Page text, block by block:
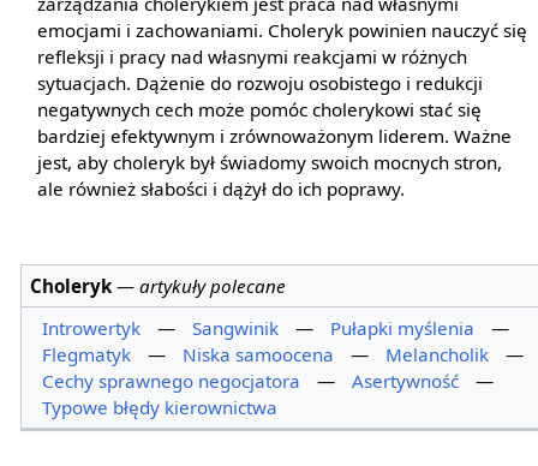
emocjami i zachowaniami. Choleryk powinien nauczyć się
refleksji i pracy nad własnymi reakcjami w różnych
sytuacjach. Dążenie do rozwoju osobistego i redukcji
negatywnych cech może pomóc cholerykowi stać się
bardziej efektywnym i zrównoważonym liderem. Ważne
jest, aby choleryk był świadomy swoich mocnych stron,
ale również słabości i dążył do ich poprawy.
Choleryk—artykuły polecane
Introwertyk
— Sangwinik — Pułapki myślenia
—
Flegmatyk
— Niska samoocena — Melancholik
—
Cechy sprawnego negocjatora
— Asertywność
—
Typowe błędy kierownictwa